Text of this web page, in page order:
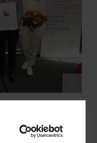
Württemberg, die
2019 vergeben der